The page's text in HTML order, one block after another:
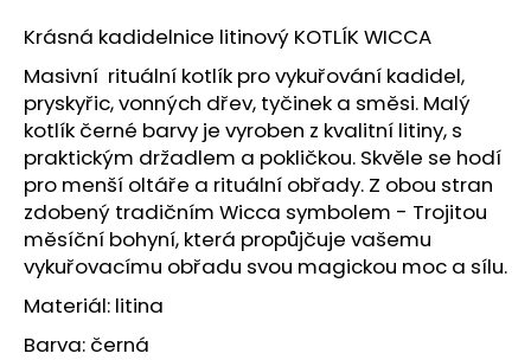
Krásná kadidelnice litinový KOTLÍK WICCA
Masivní rituální kotlík pro vykuřování kadidel,
pryskyřic, vonných dřev, tyčinek a směsi. Malý
kotlík černé barvy je vyroben z kvalitní litiny, s
praktickým držadlem a pokličkou. Skvěle se hodí
pro menší oltáře a rituální obřady. Z obou stran
zdobený tradičním Wicca symbolem - Trojitou
měsíční bohyní, která propůjčuje vašemu
vykuřovacímu obřadu svou magickou moc a sílu.
Materiál: litina
Barva: černá
a
j
í
t
?
HLEDAT